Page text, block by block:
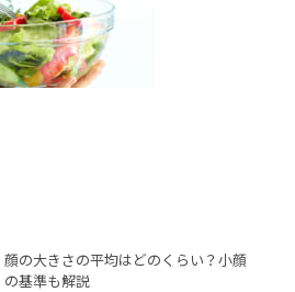
顔の大きさの平均はどのくらい？小顔
の基準も解説